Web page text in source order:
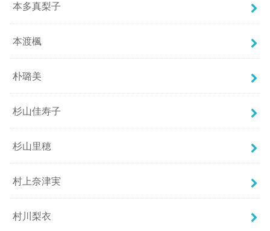
本多真梨子
本渡楓
朴璐美
杉山佳寿子
杉山里穂
村上奈津実
村川梨衣